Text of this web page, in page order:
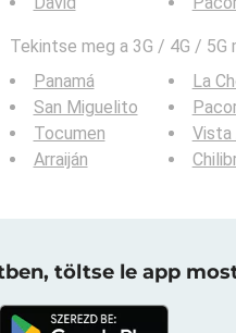
Tekintse meg a 3G / 4G /
Panamá
San Miguelito
Tocumen
Arraiján
La
Vista
töltse le app